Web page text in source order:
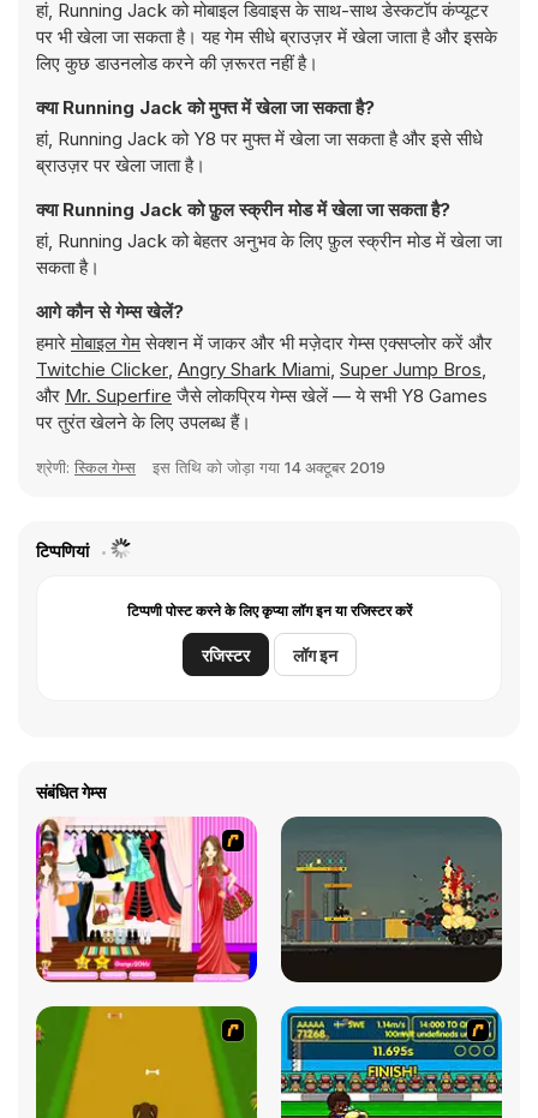
हां, Running Jack को मोबाइल डिवाइस के साथ-साथ डेस्कटॉप कंप्यूटर
पर भी खेला जा सकता है। यह गेम सीधे ब्राउज़र में खेला जाता है और इसके
लिए कुछ डाउनलोड करने की ज़रूरत नहीं है।
क्या Running Jack को मुफ्त में खेला जा सकता है?
हां, Running Jack को Y8 पर मुफ्त में खेला जा सकता है और इसे सीधे
ब्राउज़र पर खेला जाता है।
क्या Running Jack को फ़ुल स्क्रीन मोड में खेला जा सकता है?
हां, Running Jack को बेहतर अनुभव के लिए फ़ुल स्क्रीन मोड में खेला जा
सकता है।
आगे कौन से गेम्स खेलें?
हमारेमोबाइल गेमसेक्शन में जाकर और भी मज़ेदार गेम्स एक्सप्लोर करें और
Twitchie Clicker, Angry Shark Miami, Super Jump Bros,
और Mr. Superfire जैसे लोकप्रिय गेम्स खेलें — ये सभी Y8 Games
पर तुरंत खेलने के लिए उपलब्ध हैं।
श्रेणी: स्किल गेम्स इस तिथि को जोड़ा गया 14 अक्टूबर 2019
टिप्पणियां
टिप्पणी पोस्ट करने के लिए कृप्या लॉग इन या रजिस्टर करें
रजिस्टर लॉग इन
संबंधित गेम्स